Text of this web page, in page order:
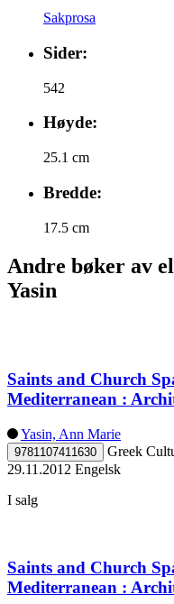
Sakprosa
Sider:
542
Høyde:
25.1 cm
Bredde:
17.5 cm
Andre bøker av
Yasin
Saints and Church
Mediterranean :
Yasin, Ann Marie
9781107411630 Greek
29.11.2012 Engelsk
I salg
Saints and Church
Mediterranean :